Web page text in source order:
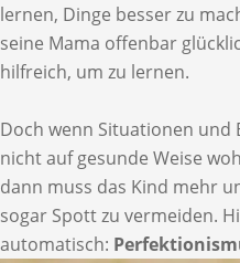
lernen, Dinge besser zu
seine Mama offenbar
hilfreich, um zu lernen.
Doch wenn Situationen und
nicht auf gesunde Weise
dann muss das Kind mehr
sogar Spott zu vermeiden.
automatisch: